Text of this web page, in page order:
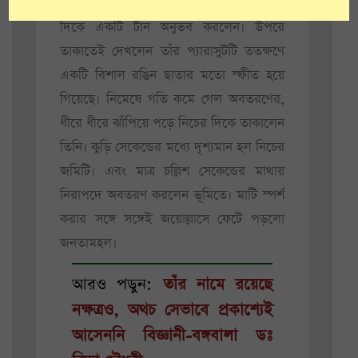
দিকে একটি টান অনুভব করলেন। উপরে
তাকাতেই দেখলেন তাঁর প্যারাসুটটি ততক্ষণে
একটি বিশাল রঙিন ছাতার মতো স্ফীত হয়ে
গিয়েছে। নিমেষে গতি কমে গেল অবতরণের,
ধীরে ধীরে ঝাঁপিয়ে পড়ে নিচের দিকে তাকালেন
তিনি। কুড়ি সেকেন্ডের মধ্যে দৃশ্যমান হল নিচের
জমিটি। এবং মাত্র চল্লিশ সেকেন্ডের মাথায়
নিরাপদে অবতরণ করলেন ভূমিতে। মাটি স্পর্শ
করার সঙ্গে সঙ্গেই জয়োল্লাসে ফেটে পড়লো
জনতামহল।
আরও পড়ুন:তাঁর নামে রয়েছে
নক্ষত্রও, অথচ সেভাবে প্রকাশ্যেই
আসেননি বিজ্ঞানী-বঙ্গবালা ডঃ